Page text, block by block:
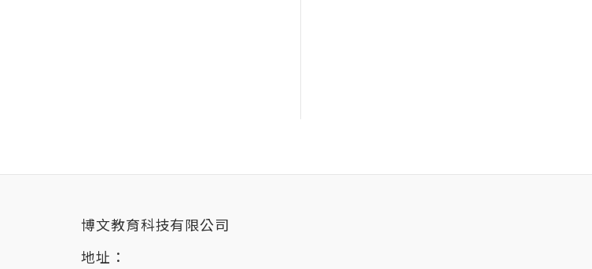
博文教育科技有限公司
地址：